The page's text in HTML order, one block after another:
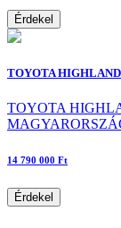
Érdekel
TOYOTA
TOYOTA
14 790 000 Ft
Érdekel